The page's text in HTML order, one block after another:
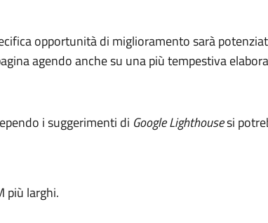
opportunità di miglioramento sarà
agendo anche su una più tempestiva
i suggerimenti di Google Lighthousesi
più larghi.